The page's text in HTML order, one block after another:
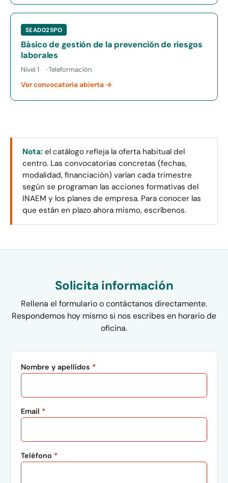
SEAD025PO
Básico de gestión de la prevención de riesgos
laborales
Nivel 1 Teleformación
Ver convocatoria abierta →
Nota: el catálogo refleja la oferta habitual del
centro. Las convocatorias concretas (fechas,
modalidad, financiación) varían cada trimestre
según se programan las acciones formativas del
INAEM y los planes de empresa. Para conocer las
que están en plazo ahora mismo, escríbenos.
Solicita información
Rellena el formulario o contáctanos directamente.
Respondemos hoy mismo si nos escribes en horario de
oficina.
Nombre y apellidos *
Email *
Teléfono *